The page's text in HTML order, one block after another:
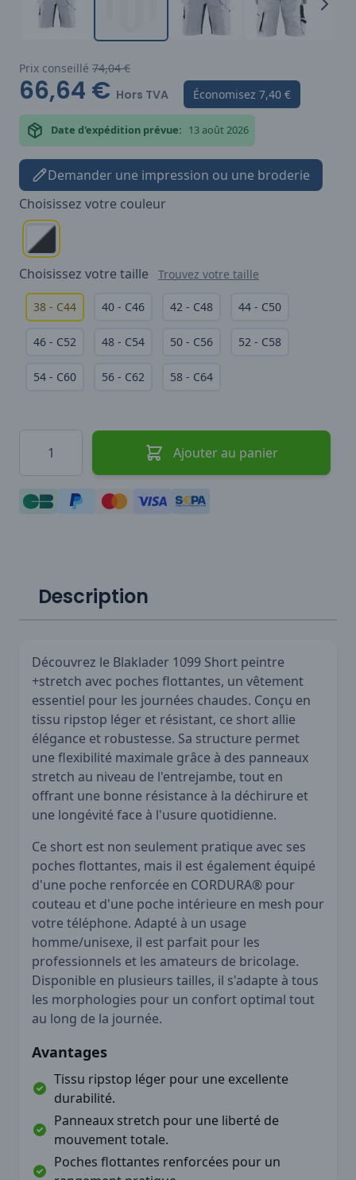
Prix conseillé 74,04 €
66,64 € Hors TVA Économisez 7,40 €
Date d'expédition prévue: 13 août 2026
Demander une impression ou une broderie
Choisissez votre couleur
Choisissez votre taille Trouvez votre taille
38 - C44 40 - C46 42 - C48 44 - C50
46 - C52 48 - C54 50 - C56 52 - C58
54 - C60 56 - C62 58 - C64
Ajouter au panier
Description
Découvrez le Blaklader 1099 Short peintre
+stretch avec poches flottantes, un vêtement
essentiel pour les journées chaudes. Conçu en
tissu ripstop léger et résistant, ce short allie
élégance et robustesse. Sa structure permet
une flexibilité maximale grâce à des panneaux
stretch au niveau de l'entrejambe, tout en
offrant une bonne résistance à la déchirure et
une longévité face à l'usure quotidienne.
Ce short est non seulement pratique avec ses
poches flottantes, mais il est également équipé
d'une poche renforcée en CORDURA® pour
couteau et d'une poche intérieure en mesh pour
votre téléphone. Adapté à un usage
homme/unisexe, il est parfait pour les
professionnels et les amateurs de bricolage.
Disponible en plusieurs tailles, il s'adapte à tous
les morphologies pour un confort optimal tout
au long de la journée.
Avantages
Tissu ripstop léger pour une excellente
durabilité.
Panneaux stretch pour une liberté de
mouvement totale.
Poches flottantes renforcées pour un